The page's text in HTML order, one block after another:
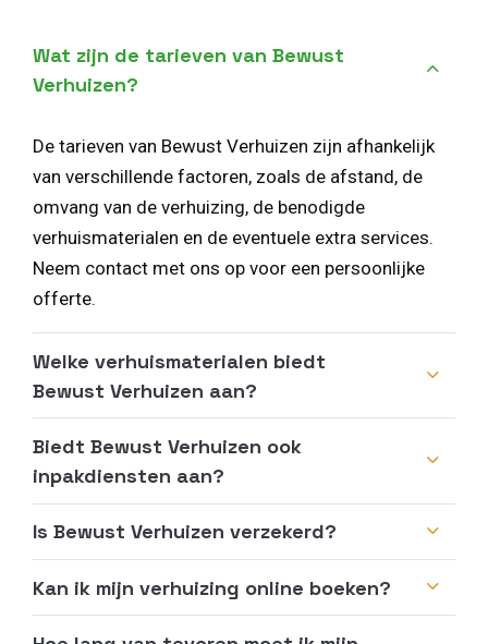
Wat zijn de tarieven van Bewust
Verhuizen?
De tarieven van Bewust Verhuizen zijn afhankelijk
van verschillende factoren, zoals de afstand, de
omvang van de verhuizing, de benodigde
verhuismaterialen en de eventuele extra services.
Neem contact met ons op voor een persoonlijke
offerte.
Welke verhuismaterialen biedt
Bewust Verhuizen aan?
Biedt Bewust Verhuizen ook
inpakdiensten aan?
Is Bewust Verhuizen verzekerd?
Kan ik mijn verhuizing online boeken?